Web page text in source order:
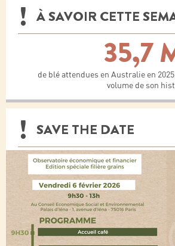
À SAVOIR CETTE
35,7
de blé attendues en Australie en
volume de son
SAVE THE DATE